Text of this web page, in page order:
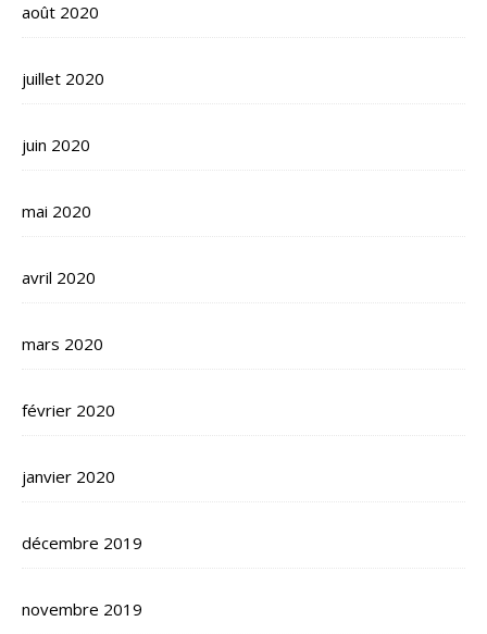
août 2020
juillet 2020
juin 2020
mai 2020
avril 2020
mars 2020
février 2020
janvier 2020
décembre 2019
novembre 2019